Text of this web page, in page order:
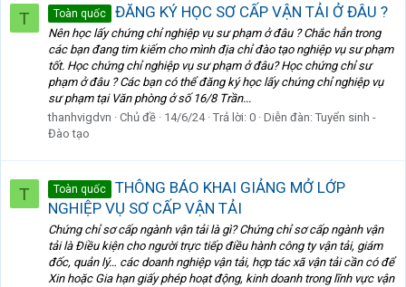
T Toàn quốc ĐĂNG KÝ HỌC SƠ CẤP VẬN TẢI Ở ĐÂU ?
Nên học lấy chứng chỉ nghiệp vụ sư phạm ở đâu ? Chắc hẳn trong
các bạn đang tim kiếm cho mình địa chỉ đào tạo nghiệp vụ sư phạm
tốt. Học chứng chỉ nghiệp vụ sư phạm ở đâu? Học chứng chỉ sư
phạm ở đâu ? Các bạn có thể đăng ký học lấy chứng chỉ nghiệp vụ
sư phạm tại Văn phòng ở số 16/8 Trần...
thanhvigdvn
Chủ đề 14/6/24 Trả lời: 0 Diễn đàn: Tuyển sinh -
Đào tạo
T Toàn quốc
THÔNG BÁO KHAI GIẢNG MỞ LỚP
NGHIỆP VỤ SƠ CẤP VẬN TẢI
Chứng chỉ sơ cấp ngành vận tải là gì? Chứng chỉ sơ cấp ngành vận
tải là Điều kiện cho người trực tiếp điều hành công ty vận tải, giám
đốc, quản lý… các doanh nghiệp vận tải, hợp tác xã vận tải cần có để
Xin hoặc Gia hạn giấy phép hoạt động, kinh doanh trong lĩnh vực vận